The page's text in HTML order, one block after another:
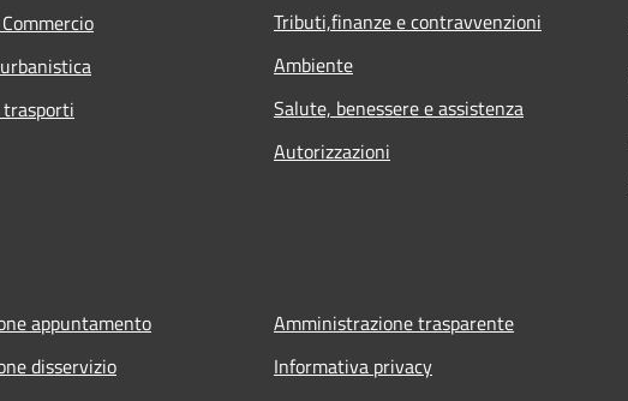
Tributi,finanze e contravvenzioni
Ambiente
Salute, benessere e assistenza
Autorizzazioni
appuntamento
disservizio
Amministrazione trasparente
Informativa privacy